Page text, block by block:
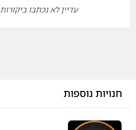
עדיין לא נכתבו
חנויות נוספות